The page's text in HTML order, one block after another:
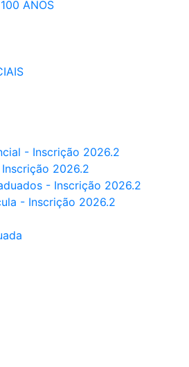
ANOS
- Inscrição 2026.2
2026.2
- Inscrição 2026.2
- Inscrição 2026.2